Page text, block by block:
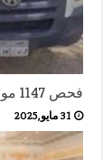
فحص 1147 مواطن خلال قافلة طبية مجانية بقرية البرشا بالمنيا
31 مايو,2025